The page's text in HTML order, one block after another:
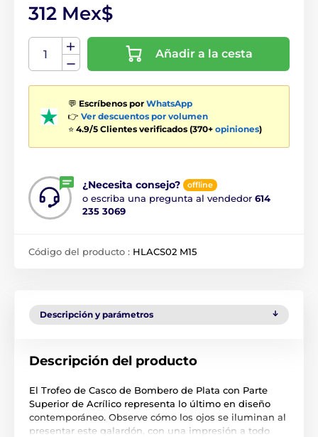
312 Mex$
Añadir a la cesta
💬 Escríbenos por WhatsApp
👉 Ver descuentos por volumen
⭐ 4.9/5 Clientes verificados (370+ opiniones)
¿Necesita consejo? offline
o escriba una pregunta al vendedor 614
235 3069
Código del producto : HLACS02 M15
Descripción y parámetros
Descripción del producto
El Trofeo de Casco de Bombero de Plata con Parte
Superior de Acrílico representa lo último en diseño
contemporáneo. Observe cómo los ojos se iluminan al
presentar este galardón, con una impresión a todo